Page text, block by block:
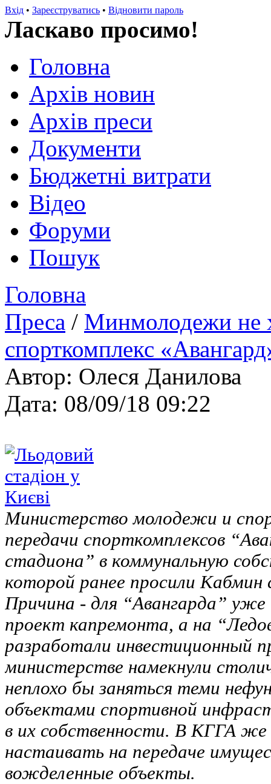
Вхід • Зареєструватись • Відновити пароль
Ласкаво просимо!
Головна
Архів новин
Архів преси
Документи
Бюджетні витрати
Відео
Форуми
Пошук
Головна
Преса / Минмолодежи не
спорткомплекс
Автор: Олеся Данилова
Дата: 08/09/18 09:22
Министерство молодежи и
передачи спорткомплексов
стадиона” в коммунальную
которой ранее просили Кабмин
Причина - для “Авангарда” уже
проект капремонта, а на
разработали инвестиционный
министерстве намекнули
неплохо бы заняться теми
объектами спортивной
в их собственности. В КГГА
настаивать на передаче
вожделенные объекты.